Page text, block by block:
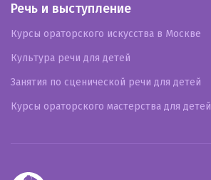
Речь и выступление
Курсы ораторского искусства в Москве
Культура речи для детей
Занятия по сценической речи для детей
Курсы ораторского мастерства для детей